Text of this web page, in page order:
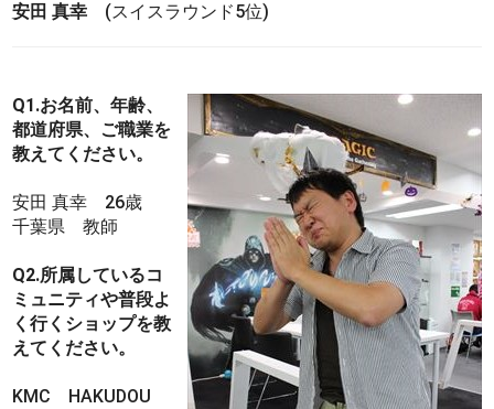
安田 真幸 (スイスラウンド5位)
Q1.お名前、年齢、
都道府県、ご職業を
教えてください。
安田 真幸 26歳
千葉県 教師
Q2.所属しているコ
ミュニティや普段よ
く行くショップを教
えてください。
KMC HAKUDOU